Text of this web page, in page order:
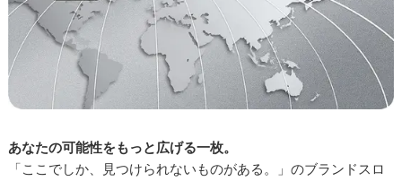
あなたの可能性をもっと広げる一枚。
「ここでしか、見つけられないものがある。」のブランドスロ